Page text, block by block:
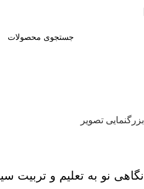
بزرگنمایی تصویر
نگاهی نو به تعلیم و تربیت